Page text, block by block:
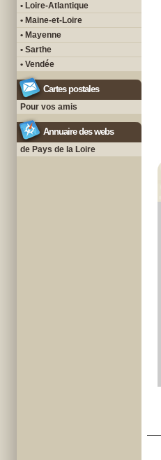
• Loire-Atlantique
• Maine-et-Loire
• Mayenne
• Sarthe
• Vendée
Cartes postales
Pour vos amis
Annuaire des webs
de Pays de la Loire